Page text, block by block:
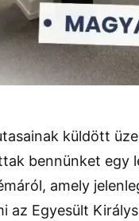
küldött
bennünket egy
amely
az Egyesült